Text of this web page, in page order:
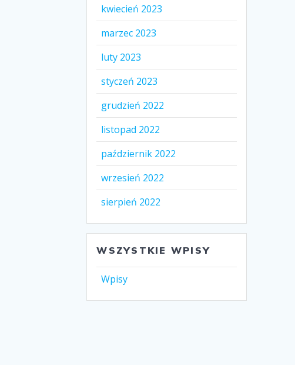
kwiecień 2023
marzec 2023
luty 2023
styczeń 2023
grudzień 2022
listopad 2022
październik 2022
wrzesień 2022
sierpień 2022
WSZYSTKIE WPISY
Wpisy